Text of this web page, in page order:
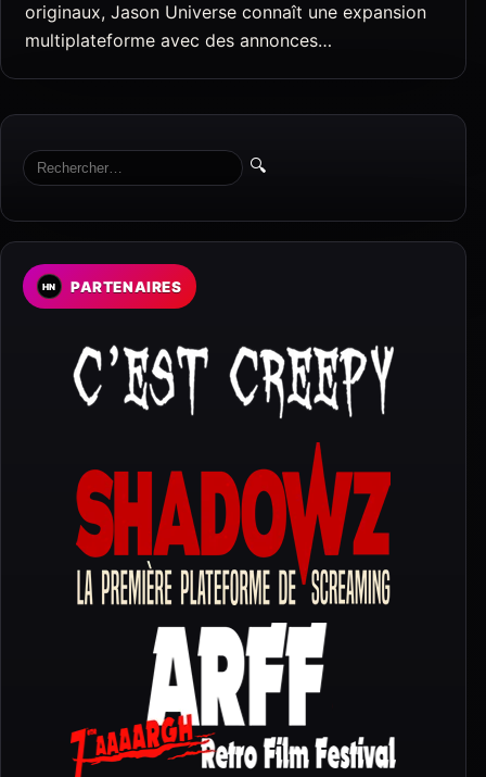
originaux, Jason Universe connaît une expansion
multiplateforme avec des annonces…
🔍
PARTENAIRES